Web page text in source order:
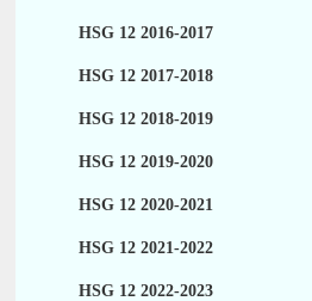
HSG 12 2016-2017
HSG 12 2017-2018
HSG 12 2018-2019
HSG 12 2019-2020
HSG 12 2020-2021
HSG 12 2021-2022
HSG 12 2022-2023